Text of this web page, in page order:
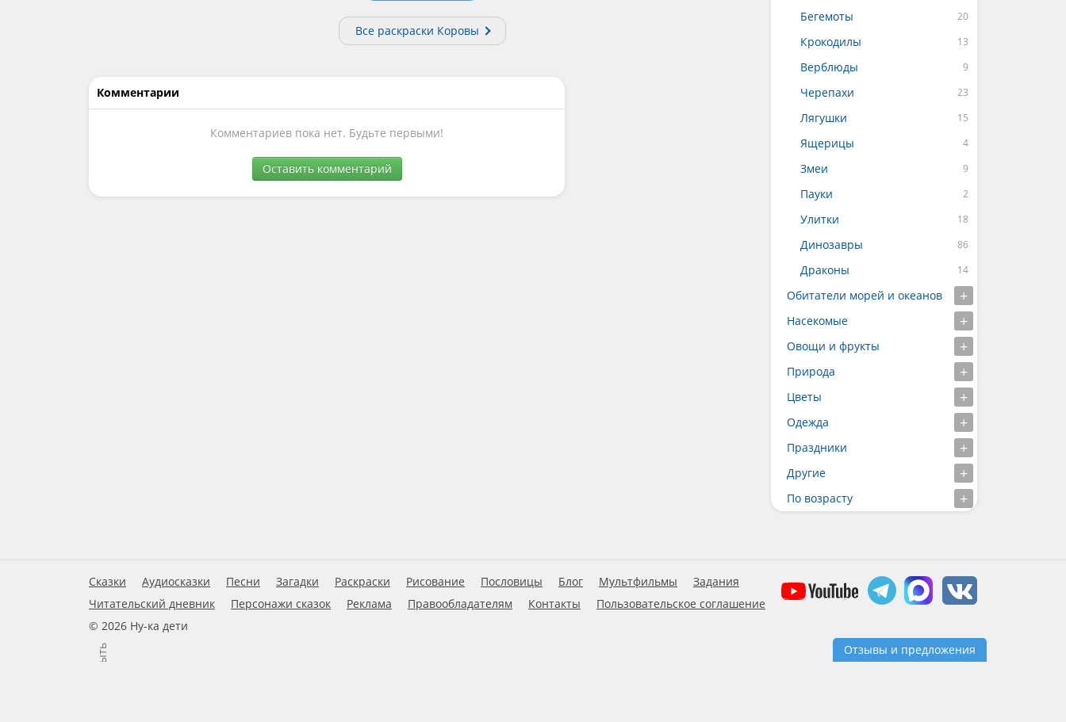
Все раскраски Коровы
Комментарии
Комментариев пока нет. Будьте первыми!
Оставить комментарий
Бегемоты
Крокодилы
Верблюды
Черепахи
Лягушки
Ящерицы
Змеи
Пауки
Улитки
Динозавры
Драконы
Обитатели морей и океанов
Насекомые
Овощи и фрукты
Природа
Цветы
Одежда
Праздники
Другие
По возрасту
Сказки Аудиосказки Песни Загадки Раскраски Рисование Пословицы Блог Мультфильмы
Задания
Читательский дневник
Персонажи сказок Реклама Правообладателям Контакты
Пользовательское соглашение
© 2026 Ну-ка дети
Отзывы и предложения
Закрыть